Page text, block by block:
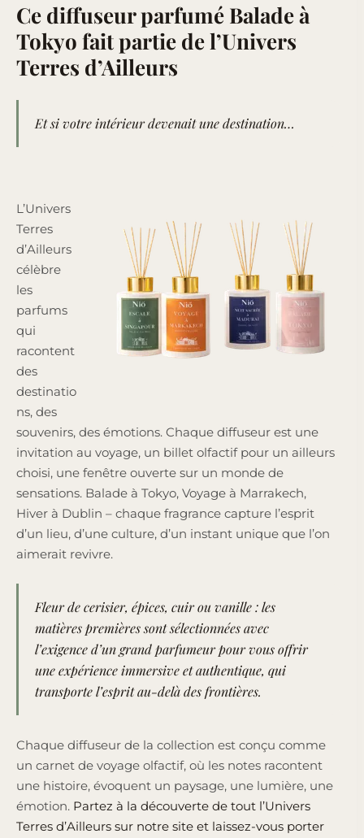
Ce diffuseur parfumé Balade à
Tokyo fait partie de l’Univers
Terres d’Ailleurs
Et si votre intérieur devenait une destination…
L’Univers
Terres
d’Ailleurs
célèbre
les
parfums
qui
racontent
des
destinatio
ns, des
souvenirs, des émotions. Chaque diffuseur est une
invitation au voyage, un billet olfactif pour un ailleurs
choisi, une fenêtre ouverte sur un monde de
sensations. Balade à Tokyo, Voyage à Marrakech,
Hiver à Dublin – chaque fragrance capture l’esprit
d’un lieu, d’une culture, d’un instant unique que l’on
aimerait revivre.
Fleur de cerisier, épices, cuir ou vanille : les
matières premières sont sélectionnées avec
l’exigence d’un grand parfumeur pour vous offrir
une expérience immersive et authentique, qui
transporte l’esprit au-delà des frontières.
Chaque diffuseur de la collection est conçu comme
un carnet de voyage olfactif, où les notes racontent
une histoire, évoquent un paysage, une lumière, une
émotion. Partez à la découverte de tout l’Univers
Terres d’Ailleurs sur notre site et laissez-vous porter